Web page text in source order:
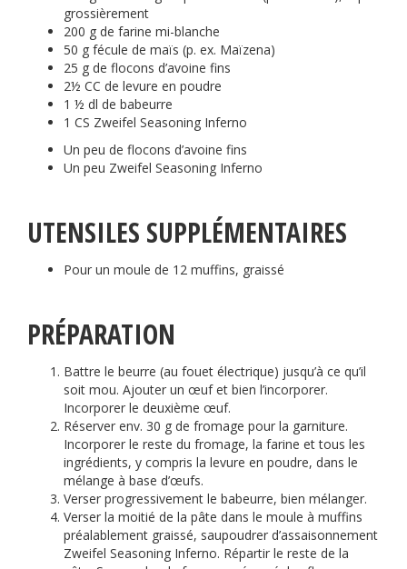
grossièrement
200 g de farine mi-blanche
50 g fécule de maïs (p. ex. Maïzena)
25 g de flocons d’avoine fins
2½ CC de levure en poudre
1 ½ dl de babeurre
1 CS Zweifel Seasoning Inferno
Un peu de flocons d’avoine fins
Un peu Zweifel Seasoning Inferno
UTENSILES SUPPLÉMENTAIRES
Pour un moule de 12 muffins, graissé
PRÉPARATION
Battre le beurre (au fouet électrique) jusqu’à ce qu’il
soit mou. Ajouter un œuf et bien l’incorporer.
Incorporer le deuxième œuf.
Réserver env. 30 g de fromage pour la garniture.
Incorporer le reste du fromage, la farine et tous les
ingrédients, y compris la levure en poudre, dans le
mélange à base d’œufs.
Verser progressivement le babeurre, bien mélanger.
Verser la moitié de la pâte dans le moule à muffins
préalablement graissé, saupoudrer d’assaisonnement
Zweifel Seasoning Inferno. Répartir le reste de la